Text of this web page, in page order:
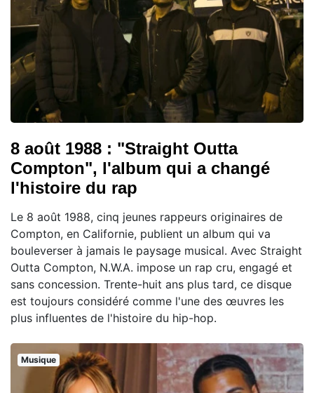
8 août 1988 : "Straight Outta
Compton", l'album qui a changé
l'histoire du rap
Le 8 août 1988, cinq jeunes rappeurs originaires de
Compton, en Californie, publient un album qui va
bouleverser à jamais le paysage musical. Avec Straight
Outta Compton, N.W.A. impose un rap cru, engagé et
sans concession. Trente-huit ans plus tard, ce disque
est toujours considéré comme l'une des œuvres les
plus influentes de l'histoire du hip-hop.
Musique